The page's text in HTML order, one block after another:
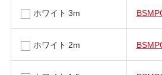
ホワイト 3m
ホワイト 2m